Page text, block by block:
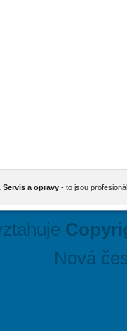
Servis a opravy- to jsou
Nová